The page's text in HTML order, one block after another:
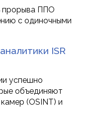
прорыва ППО
с одиночными
ISR
успешно
объединяют
(OSINT) и